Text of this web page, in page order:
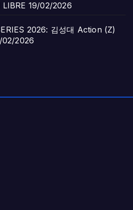
19/02/2026
2026: 김성대 Action (Z)
02/2026